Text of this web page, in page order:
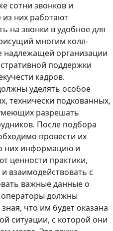
сотни звонков и
них работают
на звонки в удобное для
многим колл-
надлежащей организации
поддержки
кадров.
уделять особое
технически подкованных,
разрешать
После подбора
провести их
них информацию и
ценности практики,
взаимодействовать с
важные данные о
операторы должны
что им будет оказана
ситуации, с которой они